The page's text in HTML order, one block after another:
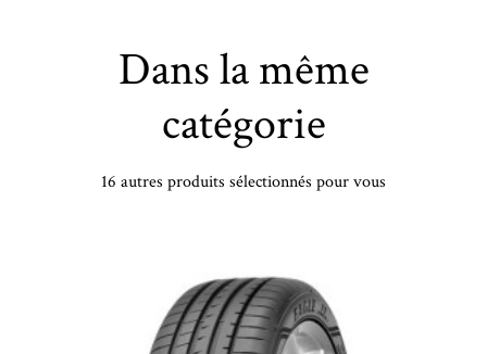
Dans la même
catégorie
16 autres produits sélectionnés pour vous